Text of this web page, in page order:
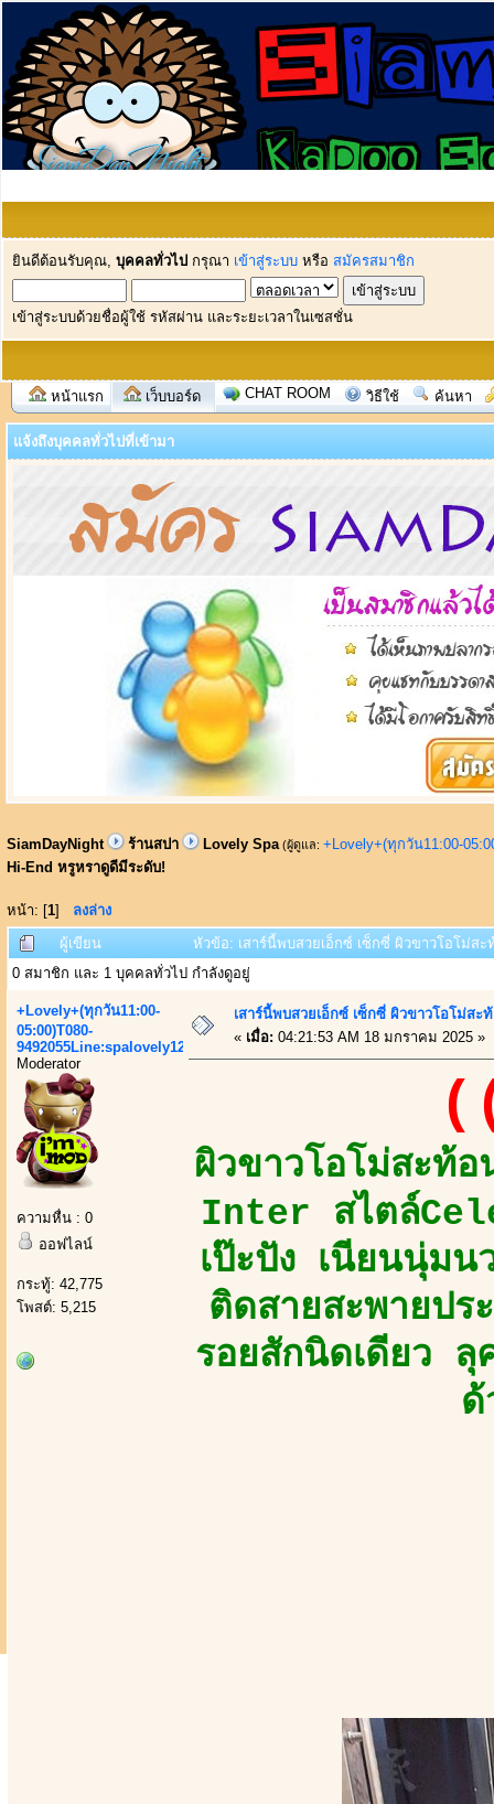
ยินดีต้อนรับคุณ, บุคคลทั่วไป กรุณา เข้าสู่ระบบ หรือ สมัครสมาชิก
เข้าสู่ระบบด้วยชื่อผู้ใช้ รหัสผ่าน และระยะเวลาในเซสชั่น
หน้าแรก เว็บบอร์ด CHAT ROOM วิธีใช้ ค้นหา
แจ้งถึงบุคคลทั่วไปที่เข้ามา
SiamDayNight ร้านสปา Lovely Spa (ผู้ดูแล: +Lovely+(ทุกวัน11:00-
Hi-End หรูหราดูดีมีระดับ!
หน้า: [1] ลงล่าง
ผู้เขียน
หัวข้อ: เสาร์นี้พบสวยเอ็กซ์ เซ็กซี่ ผิวขาวโอโม่ส
0 สมาชิก และ 1 บุคคลทั่วไป กำลังดูอยู่
+Lovely+(ทุกวัน11:00-
05:00)T080-
9492055Line:spalovely123
Moderator
ความหื่น : 0
ออฟไลน์
กระทู้: 42,775
โพสต์: 5,215
เสาร์นี้พบสวยเอ็กซ์ เซ็กซี่ ผิวขาวโอโม่ส
« เมื่อ: 04:21:53 AM 18 มกราคม 2025 »
ผิวขาวโอโม่สะท้
Inter สไตล์
เป๊ะปัง เนียนนุ่ม
ติดสายสะพายปร
รอยสักนิดเดียว ลุ
ด้